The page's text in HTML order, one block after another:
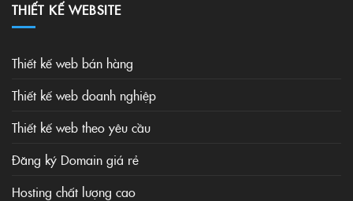
THIẾT KẾ WEBSITE
Thiết kế web bán hàng
Thiết kế web doanh nghiệp
Thiết kế web theo yêu cầu
Đăng ký Domain giá rẻ
Hosting chất lượng cao